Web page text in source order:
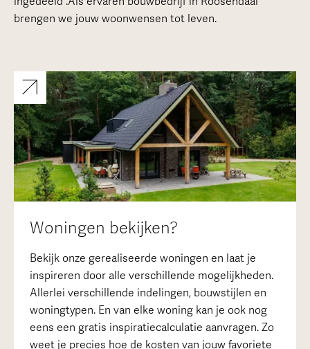
brengen we jouw woonwensen tot leven.
Woningen bekijken?
Bekijk onze gerealiseerde woningen en laat je
inspireren door alle verschillende mogelijkheden.
Allerlei verschillende indelingen, bouwstijlen en
woningtypen. En van elke woning kan je ook nog
eens een gratis inspiratiecalculatie aanvragen. Zo
weet je precies hoe de kosten van jouw favoriete